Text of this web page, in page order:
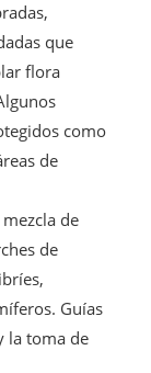
que
flora
como
de
mezcla de
de
Guías
la toma de